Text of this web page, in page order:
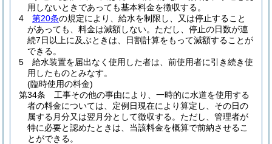
用しないときであっても基本料金を徴収する。
4
第20条の規定により、給水を制限し、又は停止すること
があっても、料金は減額しない。 ただし、停止の日数が連
続7日以上に及ぶときは、日割計算をもって減額することが
できる。
5
給水装置を届出なく使用した者は、前使用者に引き続き使
用したものとみなす。
(臨時使用の料金)
第34条
工事その他の事由により、一時的に水道を使用する
者の料金については、定例日現在により算定し、その日の
属する月分又は翌月分として徴収する。 ただし、管理者が
特に必要と認めたときは、当該料金を概算で前納させるこ
とができる。